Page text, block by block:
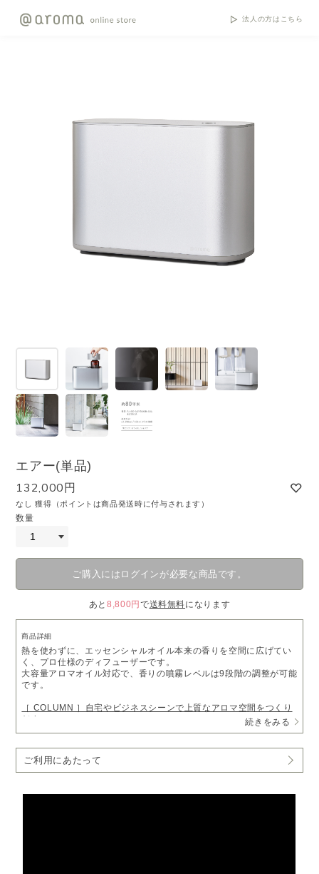
法人の方はこちら
エアー(単品)
132,000円
なし 獲得（ポイントは商品発送時に付与されます）
数量
ご購入にはログインが必要な商品です。
あと8,800円 で送料無料になります
商品詳細
熱を使わずに、エッセンシャルオイル本来の香りを空間に広げてい
く、プロ仕様のディフューザーです。
大容量アロマオイル対応で、香りの噴霧レベルは9段階の調整が可能
です。
［ COLUMN ］自宅やビジネスシーンで上質なアロマ空間をつくり
だす
大容量のアロマオイル（250ml・450ml）を本体に装着して使用し
ます。こまめなオイル補充が必要なく、お手入れも月に1度程度でお
続きをみる
ご利用にあたって